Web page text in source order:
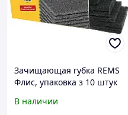
Зачищающая губка REMS
Флис, упаковка з 10 штук
В наличии